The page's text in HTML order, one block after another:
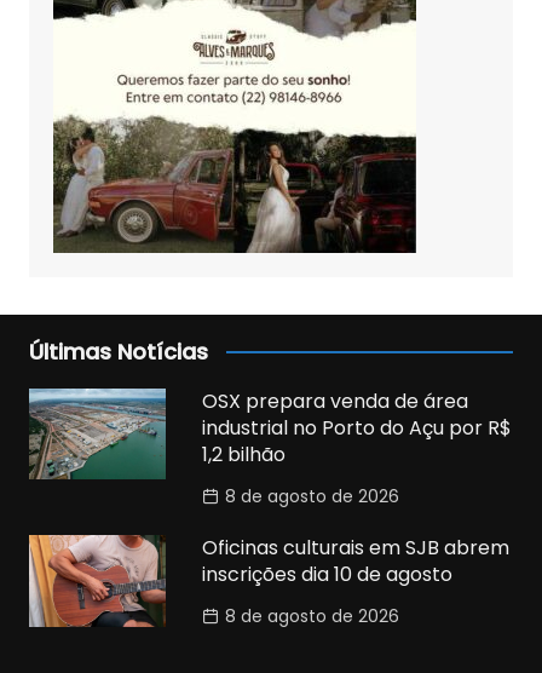
Últimas Notícias
OSX prepara venda de área
industrial no Porto do Açu por R$
1,2 bilhão
8 de agosto de 2026
Oficinas culturais em SJB abrem
inscrições dia 10 de agosto
8 de agosto de 2026